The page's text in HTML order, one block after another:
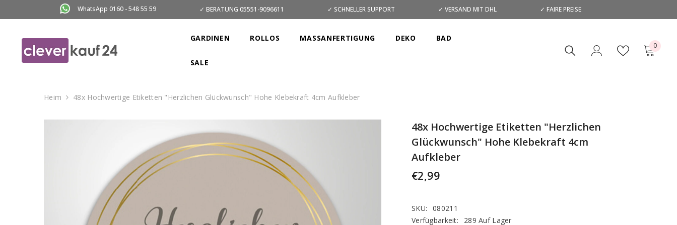
WhatsApp 0160 - 548 55 59 ✓ BERATUNG 05551-9096611 ✓ SCHNELLER SUPPORT ✓ VERSAND MIT DHL ✓ FAIRE PREISE
GARDINEN ROLLOS MASSANFERTIGUNG DEKO BAD
SALE
00
Heim 48x Hochwertige Etiketten "Herzlichen Glückwunsch" Hohe Klebekraft 4cm Aufkleber
48x Hochwertige Etiketten "Herzlichen
Glückwunsch" Hohe Klebekraft 4cm
Aufkleber
€2,99
SKU:
080211
Verfügbarkeit:
289 Auf Lager